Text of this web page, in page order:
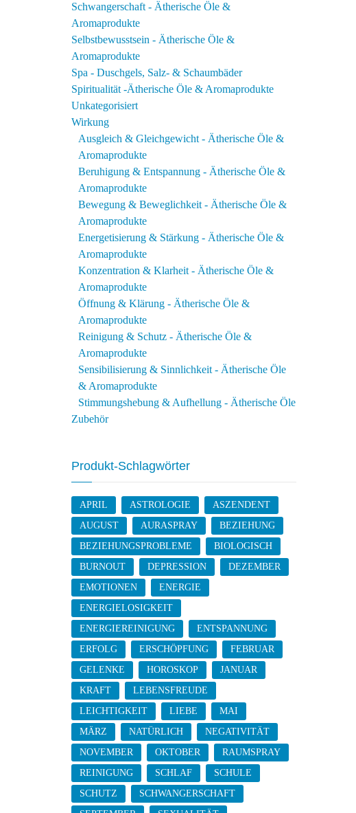
Schwangerschaft - Ätherische Öle &
Aromaprodukte
Selbstbewusstsein - Ätherische Öle &
Aromaprodukte
Spa - Duschgels, Salz- & Schaumbäder
Spiritualität -Ätherische Öle & Aromaprodukte
Unkategorisiert
Wirkung
Ausgleich & Gleichgewicht - Ätherische Öle &
Aromaprodukte
Beruhigung & Entspannung - Ätherische Öle &
Aromaprodukte
Bewegung & Beweglichkeit - Ätherische Öle &
Aromaprodukte
Energetisierung & Stärkung - Ätherische Öle &
Aromaprodukte
Konzentration & Klarheit - Ätherische Öle &
Aromaprodukte
Öffnung & Klärung - Ätherische Öle &
Aromaprodukte
Reinigung & Schutz - Ätherische Öle &
Aromaprodukte
Sensibilisierung & Sinnlichkeit - Ätherische Öle
& Aromaprodukte
Stimmungshebung & Aufhellung - Ätherische Öle
Zubehör
Produkt-Schlagwörter
APRIL ASTROLOGIE
ASZENDENT
AUGUST
AURASPRAY
BEZIEHUNG
BEZIEHUNGSPROBLEME
BIOLOGISCH
BURNOUT
DEPRESSION
DEZEMBER
EMOTIONEN
ENERGIE
ENERGIELOSIGKEIT
ENERGIEREINIGUNG
ENTSPANNUNG
ERFOLG
ERSCHÖPFUNG
FEBRUAR
GELENKE
HOROSKOP
JANUAR
KRAFT
LEBENSFREUDE
LEICHTIGKEIT
LIEBE
MAI
MÄRZ
NATÜRLICH
NEGATIVITÄT
NOVEMBER
OKTOBER
RAUMSPRAY
REINIGUNG
SCHLAF
SCHULE
SCHUTZ
SCHWANGERSCHAFT